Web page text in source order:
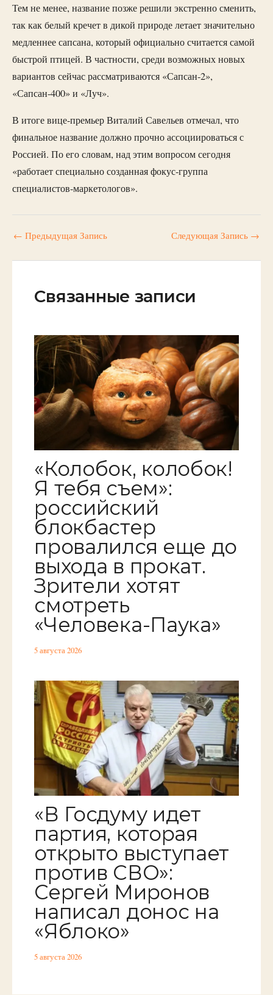
Тем не менее, название позже решили экстренно сменить,
так как белый кречет в дикой природе летает значительно
медленнее сапсана, который официально считается самой
быстрой птицей. В частности, среди возможных новых
вариантов сейчас рассматриваются «Сапсан-2»,
«Сапсан-400» и «Луч».
В итоге вице-премьер Виталий Савельев отмечал, что
финальное название должно прочно ассоциироваться с
Россией. По его словам, над этим вопросом сегодня
«работает специально созданная фокус-группа
специалистов-маркетологов».
← Предыдущая Запись Следующая Запись →
Связанные записи
«Колобок, колобок!
Я тебя съем»:
российский
блокбастер
провалился еще до
выхода в прокат.
Зрители хотят
смотреть
«Человека-Паука»
5 августа 2026
«В Госдуму идет
партия, которая
открыто выступает
против СВО»:
Сергей Миронов
написал донос на
«Яблоко»
5 августа 2026